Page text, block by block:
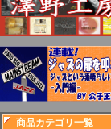
商品カテゴリ一覧